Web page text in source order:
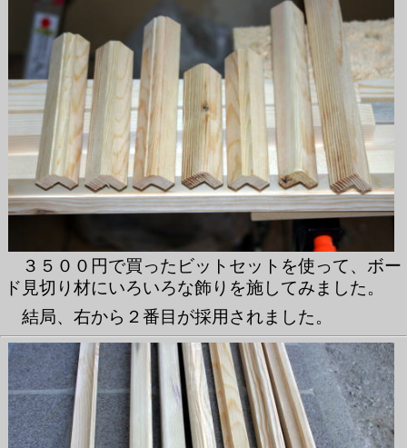
３５００円で買ったビットセットを使って、ボー
ド見切り材にいろいろな飾りを施してみました。
結局、右から２番目が採用されました。